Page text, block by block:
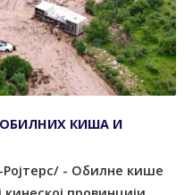
КИША И
- Обилне кише